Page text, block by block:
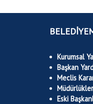
Kurumsal
Başkan
Meclis
Müdürlükler
Eski